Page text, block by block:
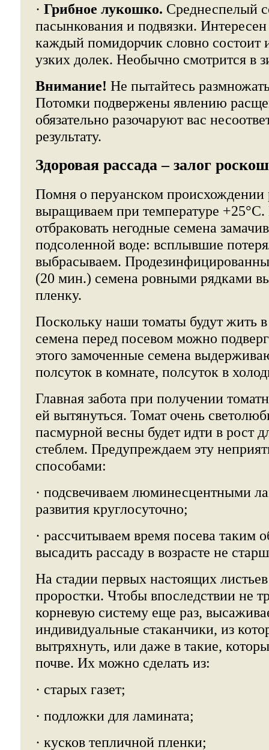
· Грибное лукошко. Среднеспелый
пасынкования и подвязки.
каждый помидорчик словно состоит
узких долек. Необычно смотрится в
Внимание! Не пытайтесь
Потомки подвержены явлению
обязательно разочаруют вас
результату.
Здоровая рассада – залог
Помня о перуанском происхождении
выращиваем при температуре
отбраковать негодные семена
подсоленной воде: всплывшие
выбрасываем.
(20 мин.) семена ровными рядками
пленку.
Поскольку наши томаты будут жить
семена перед посевом можно
этого замоченные семена
полсуток в комнате, полсуток в
Главная забота при получении
ей вытянуться. Томат очень
пасмурной весны будет идти в рост
стеблем. Предупреждаем эту
способами:
· подсвечиваем люминесцентными
развития круглосуточно;
· рассчитываем время посева таким
высадить рассаду в возрасте не
На стадии первых настоящих
проростки. Чтобы впоследствии не
корневую систему еще раз,
индивидуальные стаканчики, из
вытряхнуть, или даже в такие,
почве. Их можно сделать из:
· старых газет;
· подложки для ламината;
· кусков тепличной пленки;